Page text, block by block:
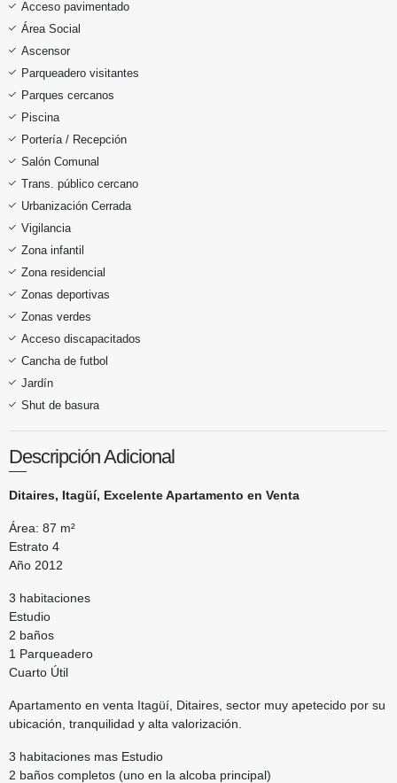
Acceso pavimentado
Área Social
Ascensor
Parqueadero visitantes
Parques cercanos
Piscina
Portería / Recepción
Salón Comunal
Trans. público cercano
Urbanización Cerrada
Vigilancia
Zona infantil
Zona residencial
Zonas deportivas
Zonas verdes
Acceso discapacitados
Cancha de futbol
Jardín
Shut de basura
Descripción Adicional
Ditaires, Itagüí, Excelente Apartamento en Venta
Área: 87 m²
Estrato 4
Año 2012
3 habitaciones
Estudio
2 baños
1 Parqueadero
Cuarto Útil
Apartamento en venta Itagüí, Ditaires, sector muy apetecido por su
ubicación, tranquilidad y alta valorización.
3 habitaciones mas Estudio
2 baños completos (uno en la alcoba principal)